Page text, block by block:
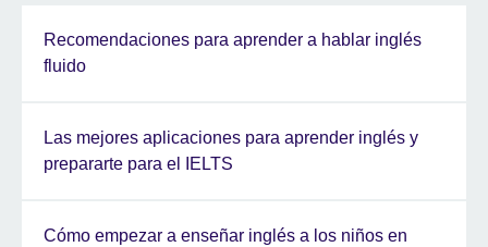
Recomendaciones para aprender a hablar inglés
fluido
Las mejores aplicaciones para aprender inglés y
prepararte para el IELTS
Cómo empezar a enseñar inglés a los niños en